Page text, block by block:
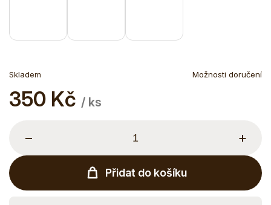
Skladem Možnosti doručení
350 Kč / ks
Měrná
cena:
+
−
Přidat do košíku